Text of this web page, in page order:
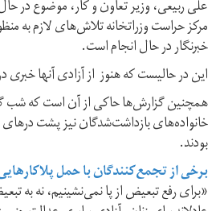
علی ربیعی، وزیر تعاون و کار، موضوع در
مرکز حراست وزراتخانه تلاش‌های لازم به
خبرنگار در حال انجام است.
این در حالیست که هنوز از آزادی آنها
همچنین گزارش‌ها حاکی از آن است که شب
خانواده‌های بازداشت‌شدگان نیز پشت درهای
بودند.
برخی از تجمع‌کنندگان با حمل
«برای رفع تبعیض از پا نمی‌نشینیم، نه به